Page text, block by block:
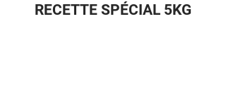
RECETTE SPÉCIAL 5KG